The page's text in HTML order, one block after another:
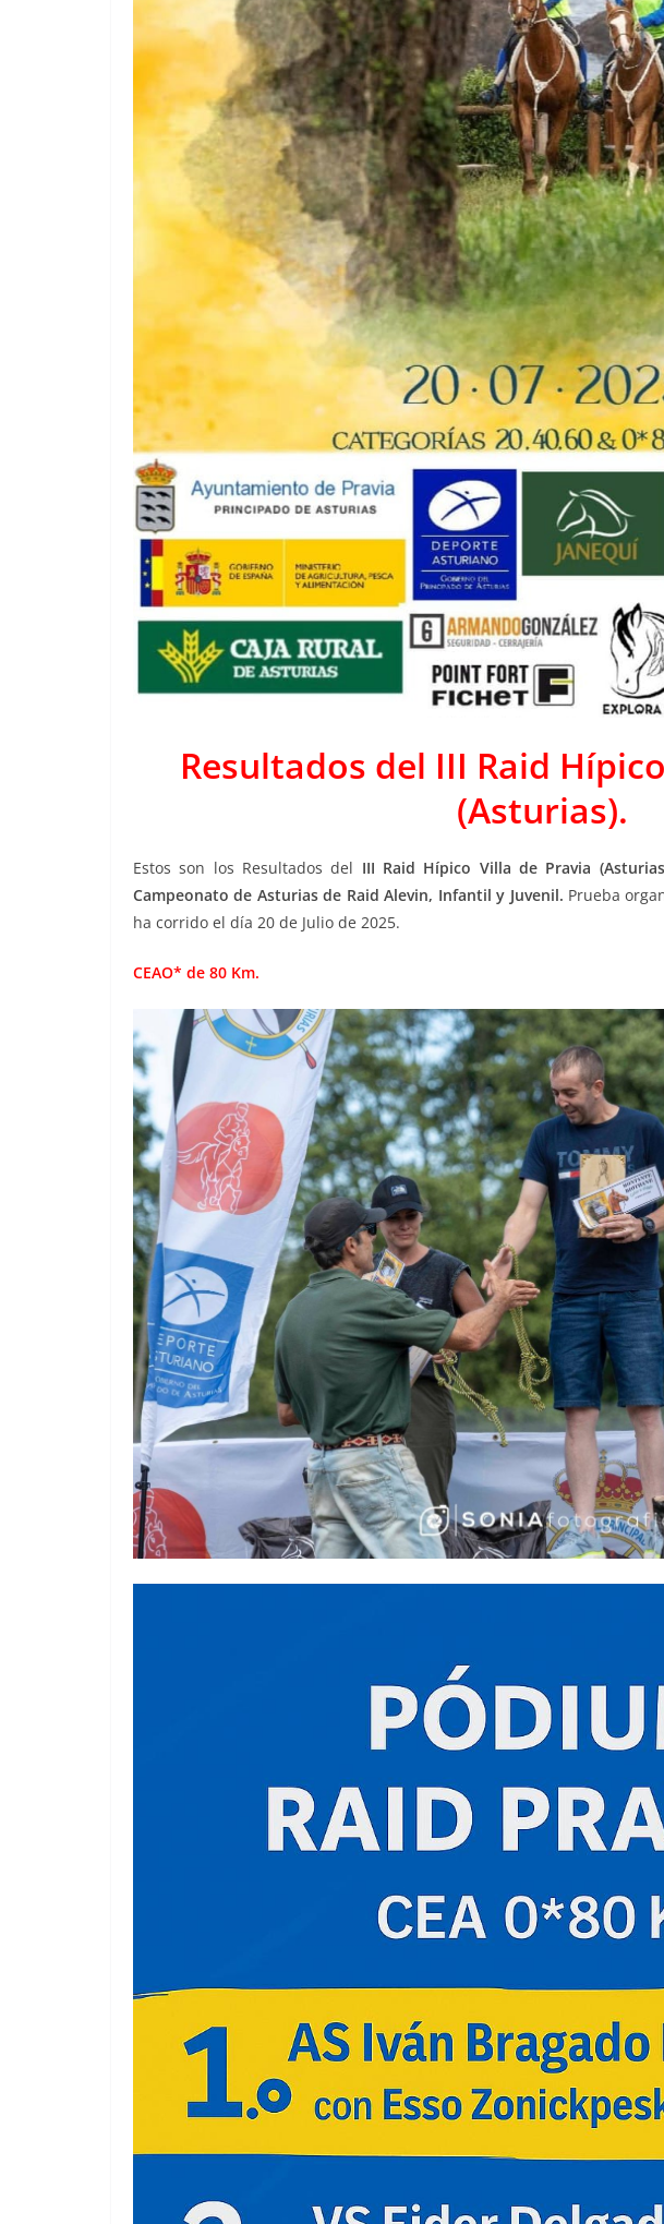
Resultados del III Raid
(Asturias).
Estos son los Resultados del III Raid Hípico Villa de Pravia
Campeonato de Asturias de Raid Alevin, Infantil y Juvenil. Prueba
ha corrido el día 20 de Julio de 2025.
CEAO* de 80 Km.